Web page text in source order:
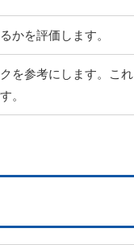
かを評価します。
を参考にします。これ
。